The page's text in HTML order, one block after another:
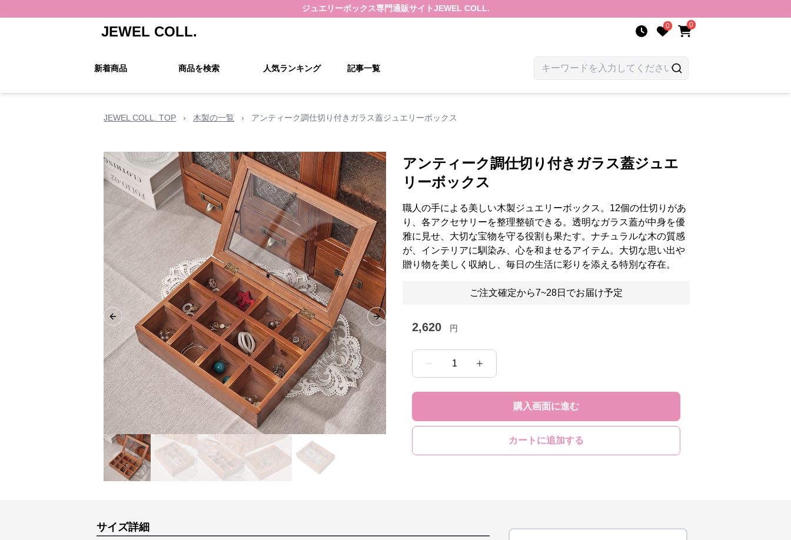
ジュエリーボックス専門通販サイトJEWEL COLL.
JEWEL COLL. 0 0
新着商品 商品を検索 人気ランキング 記事一覧
JEWEL COLL. TOP › 木製の一覧 › アンティーク調仕切り付きガラス蓋ジュエリーボックス
Previous slide Next slide
アンティーク調仕切り付きガラス蓋ジュエ
リーボックス
職人の手による美しい木製ジュエリーボックス。12個の仕切りがあ
り、各アクセサリーを整理整頓できる。透明なガラス蓋が中身を優
雅に見せ、大切な宝物を守る役割も果たす。ナチュラルな木の質感
が、インテリアに馴染み、心を和ませるアイテム。大切な思い出や
贈り物を美しく収納し、毎日の生活に彩りを添える特別な存在。
ご注文確定から7~28日でお届け予定
2,620 円
1
購入画面に進む
カートに追加する
サイズ詳細